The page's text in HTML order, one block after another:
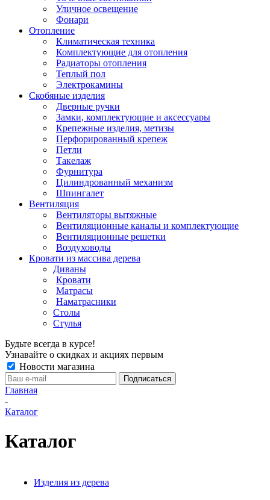
Уличное освещение
Фонари
Отопление
Климатическая техника
Комплектующие для отопления
Радиаторы отопления
Теплый пол
Электрокамины
Скобяные изделия
Дверные ручки
Замки, комплектующие и аксессуары
Крепежные изделия, метизы
Перфорированный крепеж
Петли
Такелаж
Фурнитура
Цилиндрованный механизм
Шпингалет
Вентиляция
Вентиляторы вытяжные
Вентиляционные каналы и комплектующие
Вентиляционные решетки
Воздуховоды
Кровати из массива дерева
Диваны
Кровати
Матрасы
Наматрасники
Столы
Стулья
Будьте всегда в курсе!
Узнавайте о скидках и акциях первым
Новости магазина
Главная
-
Каталог
Каталог
Изделия из дерева